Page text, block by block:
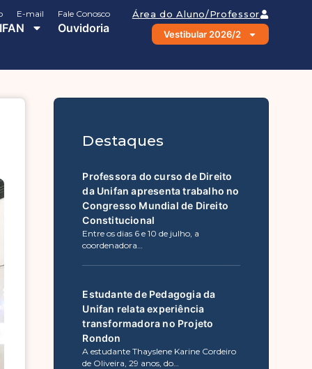
E-mail Fale Conosco
Ouvidoria
Área do Aluno/Professor
Vestibular 2026/2
Destaques
Professora do curso de Direito
da Unifan apresenta trabalho no
Congresso Mundial de Direito
Constitucional
Entre os dias 6 e 10 de julho, a
coordenadora…
Estudante de Pedagogia da
Unifan relata experiência
transformadora no Projeto
Rondon
A estudante Thayslene Karine Cordeiro
de Oliveira, 29 anos, do…